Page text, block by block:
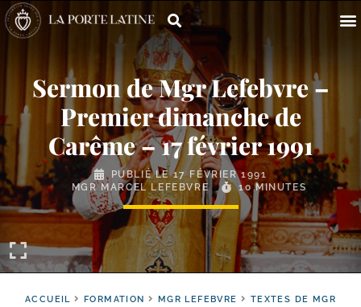
Sermon de Mgr Lefebvre –
Premier dimanche de
Carême – 17 février 1991
PUBLIÉ LE17 FÉVRIER 1991
MGR MARCEL LEFEBVRE
10 MINUTES
ACCUEIL FORMATION MGR LEFEBVRE
TEXTES DE MGR